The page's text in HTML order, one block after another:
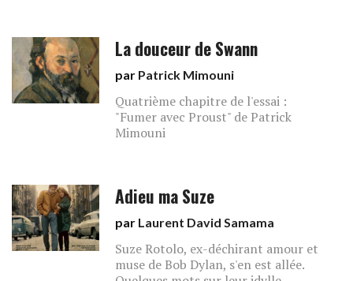
La douceur de Swann
par Patrick Mimouni
Quatrième chapitre de l'essai :
"Fumer avec Proust" de Patrick
Mimouni
Adieu ma Suze
par Laurent David Samama
Suze Rotolo, ex-déchirant amour et
muse de Bob Dylan, s'en est allée.